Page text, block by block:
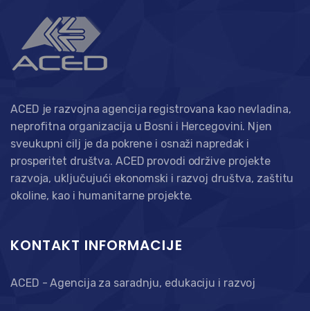
ACED je razvojna agencija registrovana kao nevladina,
neprofitna organizacija u Bosni i Hercegovini. Njen
sveukupni cilj je da pokrene i osnaži napredak i
prosperitet društva. ACED provodi održive projekte
razvoja, uključujući ekonomski i razvoj društva, zaštitu
okoline, kao i humanitarne projekte.
KONTAKT INFORMACIJE
ACED - Agencija za saradnju, edukaciju i razvoj